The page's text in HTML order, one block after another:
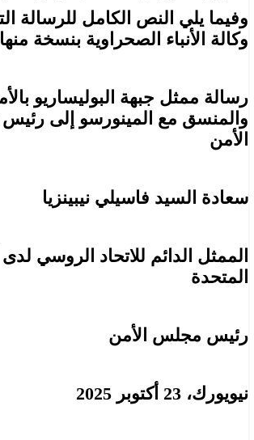
وفيما يلي النص الكامل للرسالة
وكالة الأنباء الصحراوية بنسخة
رسالة ممثل جبهة البوليساريو
والمنسق مع المينورسو إلى
الأمن
سعادة السيد فاسيلي نيبينزيا
الممثل الدائم للاتحاد الروسي لدى
المتحدة
رئيس مجلس الأمن
نيويورك، 23 أكتوبر 2025